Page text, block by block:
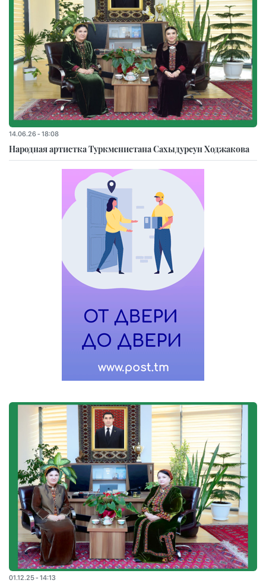
14.06.26 - 18:08
Народная артистка Туркменистана Сахыдурсун Ходжакова
01.12.25 - 14:13